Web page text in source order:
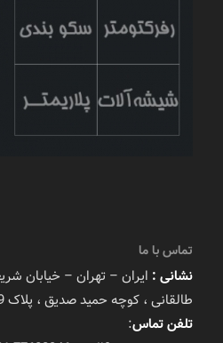
تماس با ما
نشانی : ایران – تهران – خیابان
طالقانی ، کوچه حمید صدیق ، پلاک 9 ، واحد 4
تلفن تماس: